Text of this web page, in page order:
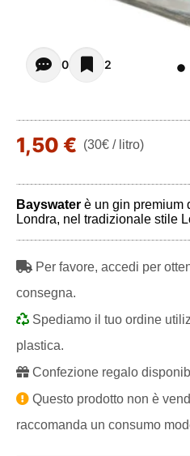
Opiniones - In questo
0 2
1,50 € (30€ / litro)
Bayswater è un gin premium
Londra, nel tradizionale stile
Per favore, accedi per
consegna.
Spediamo il tuo ordine
plastica.
Confezione regalo
Questo prodotto non è
raccomanda un consumo